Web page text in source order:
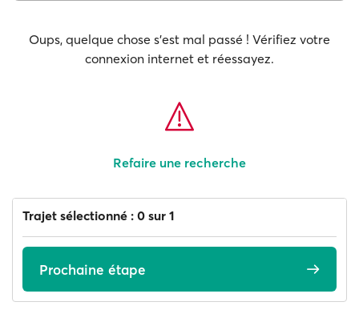
Oups, quelque chose s'est mal passé ! Vérifiez votre
connexion internet et réessayez.
Refaire une recherche
Trajet sélectionné : 0 sur 1
Prochaine étape